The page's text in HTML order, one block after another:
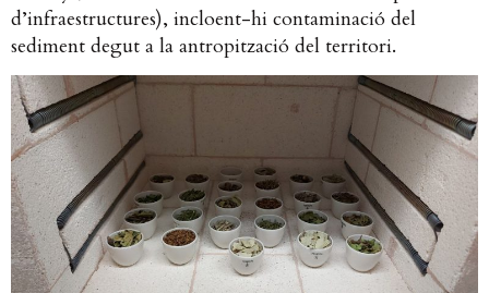
d’infraestructures), incloent-hi contaminació del
sediment degut a la antropització del territori.